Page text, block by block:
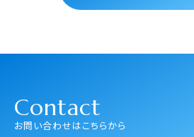
Contact
お問い合わせはこちらから